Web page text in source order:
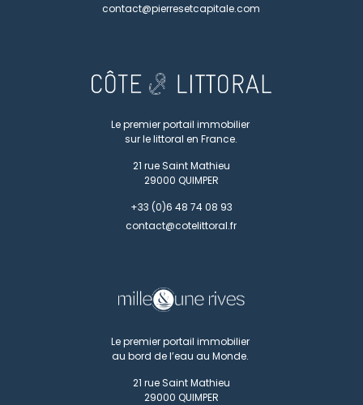
contact@pierresetcapitale.com
Le premier portail immobilier
sur le littoral en France.
21 rue Saint Mathieu
29000 QUIMPER
+33 (0)6 48 74 08 93
contact@cotelittoral.fr
Le premier portail immobilier
au bord de l’eau au Monde.
21 rue Saint Mathieu
29000 QUIMPER